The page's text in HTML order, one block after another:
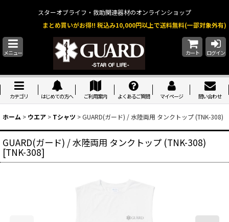
スターオブライフ・救助関連器材のオンラインショップ
まとめ買いがお得!! 税込み10,000円以上で送料無料(一部対象外有)
メニュー カート ログイン
カテゴリ はじめての方へ ご利用案内 よくあるご質問 マイページ 問い合わせ
ホーム > ウエア > Tシャツ >GUARD(ガード) / 水陸両用 タンクトップ (TNK-308)
GUARD(ガード) / 水陸両用 タンクトップ (TNK-308)
[TNK-308]